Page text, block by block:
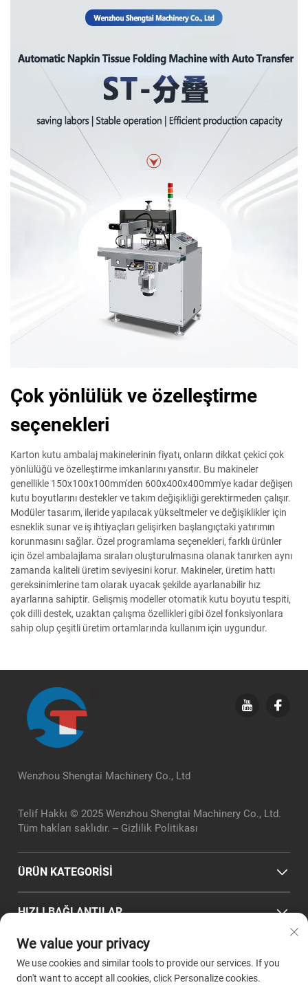
Çok yönlülük ve özelleştirme
seçenekleri
Karton kutu ambalaj makinelerinin fiyatı, onların dikkat çekici çok
yönlülüğü ve özelleştirme imkanlarını yansıtır. Bu makineler
genellikle 150x100x100mm'den 600x400x400mm'ye kadar değişen
kutu boyutlarını destekler ve takım değişikliği gerektirmeden çalışır.
Modüler tasarım, ileride yapılacak yükseltmeler ve değişiklikler için
esneklik sunar ve iş ihtiyaçları gelişirken başlangıçtaki yatırımın
korunmasını sağlar. Özel programlama seçenekleri, farklı ürünler
için özel ambalajlama sıraları oluşturulmasına olanak tanırken aynı
zamanda kaliteli üretim seviyesini korur. Makineler, üretim hattı
gereksinimlerine tam olarak uyacak şekilde ayarlanabilir hız
ayarlarına sahiptir. Gelişmiş modeller otomatik kutu boyutu tespiti,
çok dilli destek, uzaktan çalışma özellikleri gibi özel fonksiyonlara
sahip olup çeşitli üretim ortamlarında kullanım için uygundur.
Wenzhou Shengtai Machinery Co., Ltd
Telif Hakkı © 2025 Wenzhou Shengtai Machinery Co., Ltd.
Tüm hakları saklıdır. -- Gizlilik Politikası
ÜRÜN KATEGORİSİ
HIZLI BAĞLANTILAR
İLETIŞIM BILGILERI
Office add : Zhejiang Eyaleti, Wenzhou Şehri, Pingyang
We value your privacy
We use cookies and similar tools to provide our services. If you
don't want to accept all cookies, click Personalize cookies.